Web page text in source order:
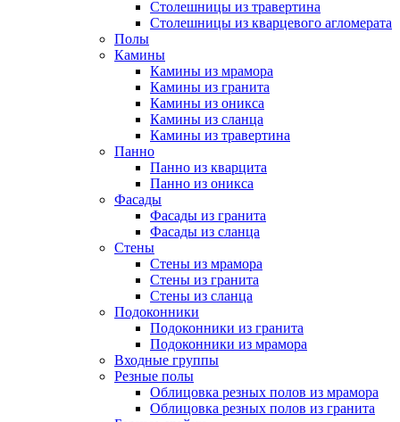
Столешницы из травертина
Столешницы из кварцевого агломерата
Полы
Камины
Камины из мрамора
Камины из гранита
Камины из оникса
Камины из сланца
Камины из травертина
Панно
Панно из кварцита
Панно из оникса
Фасады
Фасады из гранита
Фасады из сланца
Стены
Стены из мрамора
Стены из гранита
Стены из сланца
Подоконники
Подоконники из гранита
Подоконники из мрамора
Входные группы
Резные полы
Облицовка резных полов из мрамора
Облицовка резных полов из гранита